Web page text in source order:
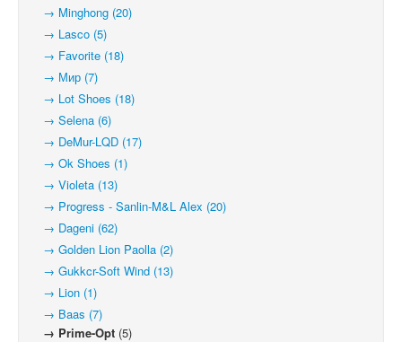
→ Minghong (20)
→ Lasco (5)
→ Favorite (18)
→ Мир (7)
→ Lot Shoes (18)
→ Selena (6)
→ DeMur-LQD (17)
→ Ok Shoes (1)
→ Violeta (13)
→ Progress - Sanlin-M&L Alex (20)
→ Dageni (62)
→ Golden Lion Paolla (2)
→ Gukkcr-Soft Wind (13)
→ Lion (1)
→ Baas (7)
→ Prime-Opt (5)